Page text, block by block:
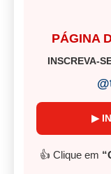
PÁGINA
INSCREVA-
▶
👍 Clique em